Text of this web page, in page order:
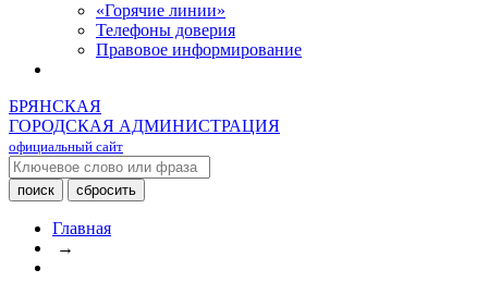
«Горячие линии»
Телефоны доверия
Правовое информирование
БРЯНСКАЯ
ГОРОДСКАЯ АДМИНИСТРАЦИЯ
официальный сайт
Главная
→